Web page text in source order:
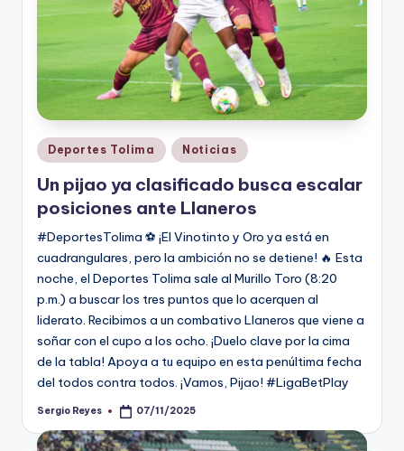
Publicado
en
Deportes Tolima Noticias
Un pijao ya clasificado busca escalar
posiciones ante Llaneros
#DeportesTolima ⚽ ¡El Vinotinto y Oro ya está en
cuadrangulares, pero la ambición no se detiene! 🔥 Esta
noche, el Deportes Tolima sale al Murillo Toro (8:20
p.m.) a buscar los tres puntos que lo acerquen al
liderato. Recibimos a un combativo Llaneros que viene a
soñar con el cupo a los ocho. ¡Duelo clave por la cima
de la tabla! Apoya a tu equipo en esta penúltima fecha
del todos contra todos. ¡Vamos, Pijao! #LigaBetPlay
Publicado
Sergio Reyes 07/11/2025